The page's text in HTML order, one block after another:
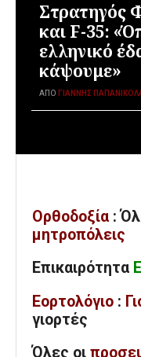
Στρατηγός
και F-35:
ελληνικό
κάψουμε»
ΑΠΌ ΓΙΆΝΝΗΣ
Ορθοδοξία :
μητροπόλεις
Επικαιρότητα
Εορτολόγιο :
γιορτές
Όλες οι